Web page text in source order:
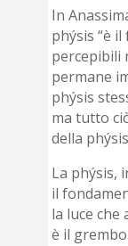
In
phýsis “è
percepibili
permane
phýsis
ma tutto
della
La phýsis,
il
la luce che
è il